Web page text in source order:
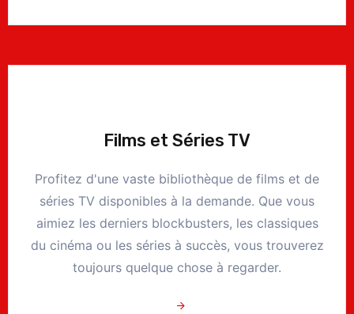
Films et Séries TV
Profitez d'une vaste bibliothèque de films et de
séries TV disponibles à la demande. Que vous
aimiez les derniers blockbusters, les classiques
du cinéma ou les séries à succès, vous trouverez
toujours quelque chose à regarder.